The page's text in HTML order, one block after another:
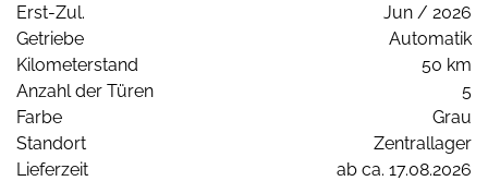
Erst-Zul.
Jun / 2026
Getriebe
Automatik
Kilometerstand
50 km
Anzahl der Türen
5
Farbe
Grau
Standort
Zentrallager
Lieferzeit
ab ca. 17.08.2026